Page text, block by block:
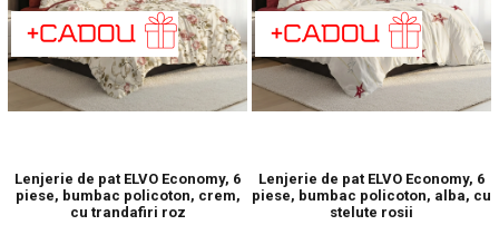
Lenjerie de pat ELVO Economy, 6
piese, bumbac policoton, crem,
cu trandafiri roz
Lenjerie de pat ELVO Economy, 6
piese, bumbac policoton, alba, cu
stelute rosii